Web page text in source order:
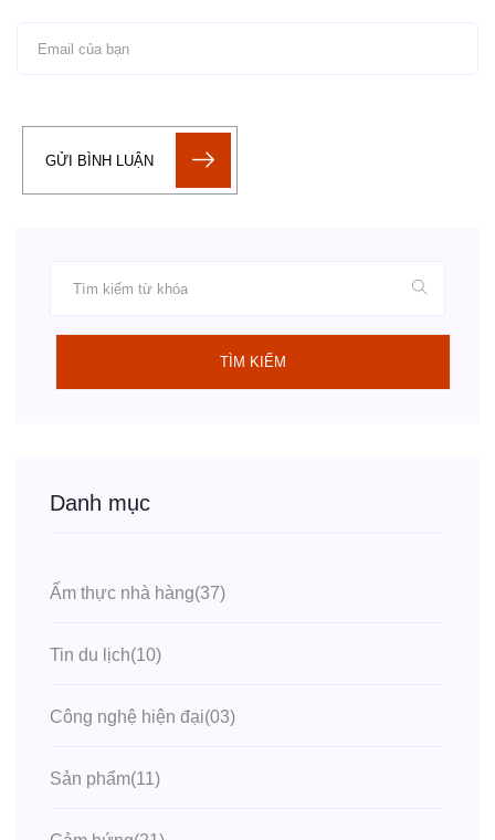
GỬI BÌNH LUẬN
TÌM KIẾM
Danh mục
Ẩm thực nhà hàng(37)
Tin du lịch(10)
Công nghệ hiện đại(03)
Sản phẩm(11)